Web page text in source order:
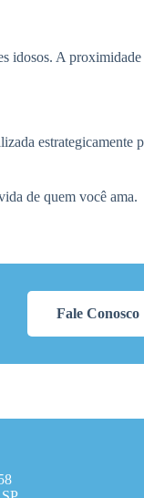
idosos. A
estrategicamente
de quem você ama.
Fale Conosco